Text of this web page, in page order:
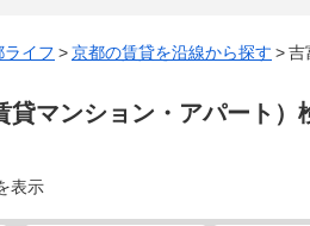
イフ >京都の賃貸を沿線から探す >吉
貸マンション・アパート）
表示